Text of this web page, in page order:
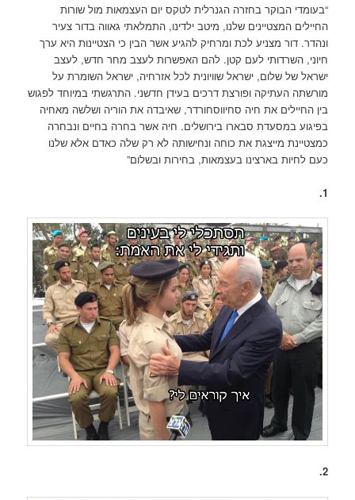
“בעומדי הבוקר בחזרה הגנרלית לטקס יום העצמאות מול שורות
החיילים המצטיינים שלנו, מיטב ילדינו, התמלאתי גאווה בדור צעיר
ונהדר. דור מצניע לכת ומרחיק להגיע אשר הבין כי הצטיינות היא ערך
חיוני, השרדותי לעם קטן. להם האפשרות לעצב מחר חדש, לעצב
ישראל של שלום, ישראל שוויונית לכל אזרחיה, ישראל השומרת על
מורשתה העתיקה ופורצת דרכים בעידן חדשני. התרגשתי במיוחד לפגוש
בין החיילים את חיה סחיווסחורדר, שאיבדה את הוריה ושלשה מאחיה
בפיגוע במסעדת סבארו בירושלים. חיה אשר בחרה בחיים ונבחרה
כמצטיינת מייצגת את כוחה ונחישותה לא רק שלה כאדם אלא שלנו
כעם לחיות בארצינו בעצמאות, בחירות ובשלום”
1.
2.